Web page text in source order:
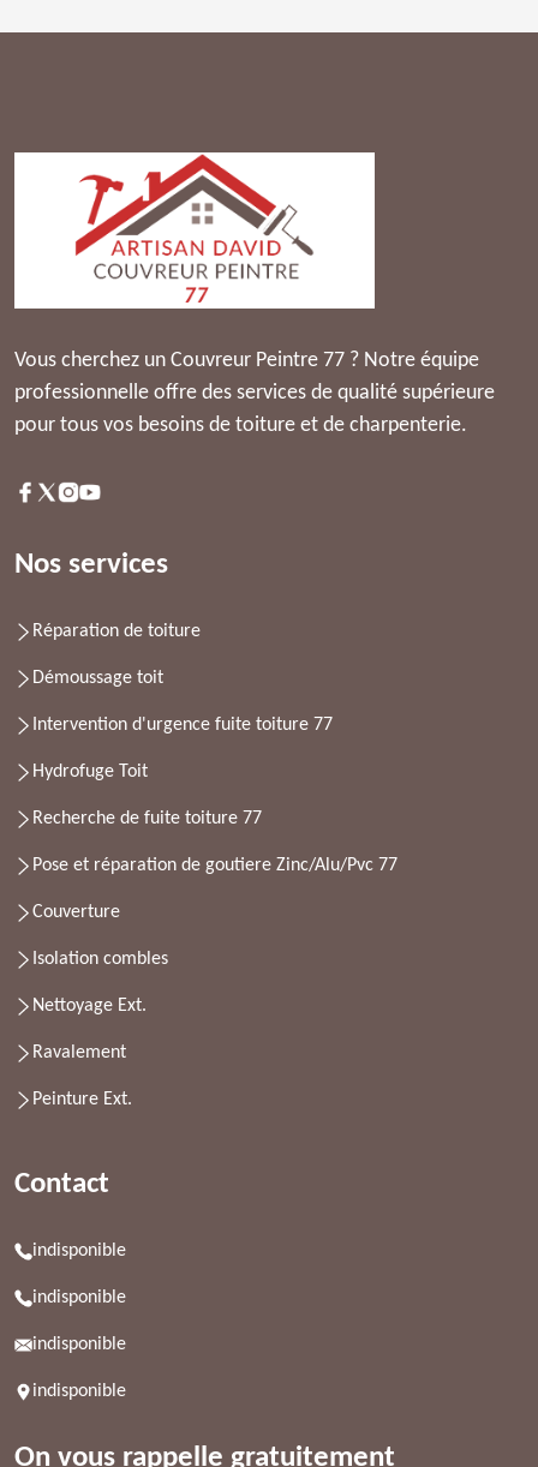
Vous cherchez un Couvreur Peintre 77 ? Notre équipe
professionnelle offre des services de qualité supérieure
pour tous vos besoins de toiture et de charpenterie.
Nos services
Réparation de toiture
Démoussage toit
Intervention d'urgence fuite toiture 77
Hydrofuge Toit
Recherche de fuite toiture 77
Pose et réparation de goutiere Zinc/Alu/Pvc 77
Couverture
Isolation combles
Nettoyage Ext.
Ravalement
Peinture Ext.
Contact
indisponible
indisponible
indisponible
indisponible
On vous rappelle gratuitement